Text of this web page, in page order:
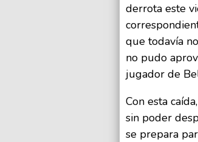
derrota este
que todavía
no pudo
jugador de
Con esta
sin poder
se prepara